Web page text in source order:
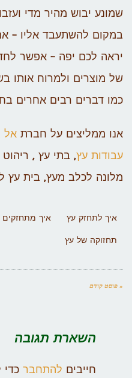
שמונע יבוש מהיר מדי
במקום להשתעבד אליו –
יראה לכם יפה – אפשר
של מוצרים ולמרוח אותו
כמו דברים רבים אחרים
אנו ממליצים על חברת אל
עבודות עץ, בתי עץ ,
מלונה לכלב מעץ, בית עץ
איך לתחזק עץ איך מתחזקים
תחזוקה של עץ
« פוסט קודם
השארת תגובה
חייבים להתחבר כדי